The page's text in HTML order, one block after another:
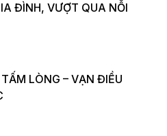
ĐÌNH, VƯỢT QUA NỖI
LÒNG – VẠN ĐIỀU